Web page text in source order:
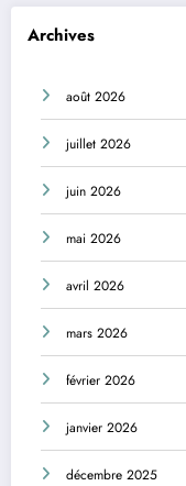
Archives
août 2026
juillet 2026
juin 2026
mai 2026
avril 2026
mars 2026
février 2026
janvier 2026
décembre 2025